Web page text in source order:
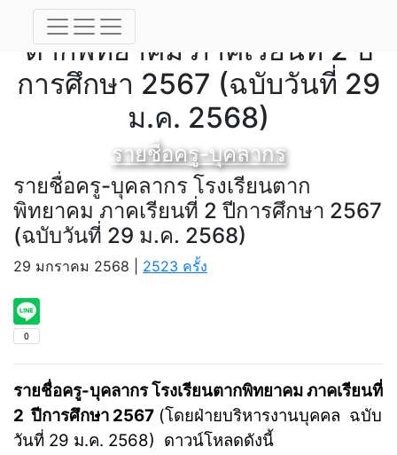
รายชื่อครู-บุคลากร โรงเรียน
ตากพิทยาคม ภาคเรียนที่ 2 ปี
การศึกษา 2567 (ฉบับวันที่ 29
ม.ค. 2568)
รายชื่อครู-บุคลากร
รายชื่อครู-บุคลากร โรงเรียนตาก
พิทยาคม ภาคเรียนที่ 2 ปีการศึกษา 2567
(ฉบับวันที่ 29 ม.ค. 2568)
29 มกราคม 2568 | 2523 ครั้ง
รายชื่อครู-บุคลากร โรงเรียนตากพิทยาคม ภาคเรียนที่
2 ปีการศึกษา 2567 (โดยฝ่ายบริหารงานบุคคล ฉบับ
วันที่ 29 ม.ค. 2568) ดาวน์โหลดดังนี้